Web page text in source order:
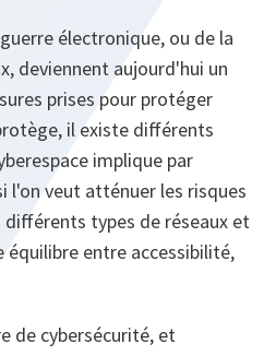
électronique, ou de la
deviennent aujourd'hui un
prises pour protéger
il existe différents
implique par
l'on veut atténuer les risques
types de réseaux et
entre accessibilité,
de cybersécurité, et